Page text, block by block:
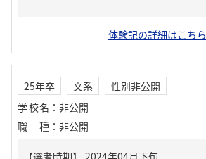
体験記の詳細はこちら
25年卒 文系
性別非公開
学校名 ： 非公開
職種 ： 非公開